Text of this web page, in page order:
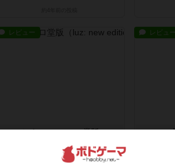
レビュー
ルイス：コロコロ堂版
マストフォローのトリックテイキン
グですが1番の特徴は普通のトリテ
レビュー
母港を中
つの港を